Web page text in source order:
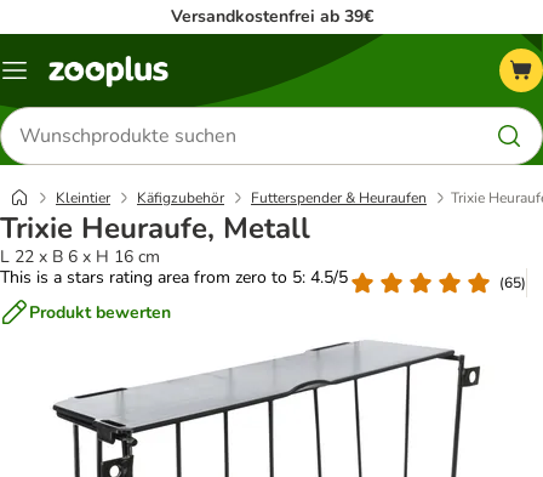
Versandkostenfrei ab 39€
Menü
Produkte
suchen
Kleintier Käfigzubehör Futterspender & Heuraufen Trixie
Trixie Heuraufe, Metall
L 22 x B 6 x H 16 cm
This is a stars rating area from zero to 5: 4.5/5
(65)
Produkt bewerten